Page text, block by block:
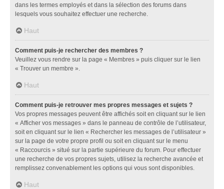
dans les termes employés et dans la sélection des forums dans
lesquels vous souhaitez effectuer une recherche.
Haut
Comment puis-je rechercher des membres ?
Veuillez vous rendre sur la page « Membres » puis cliquer sur le lien
« Trouver un membre ».
Haut
Comment puis-je retrouver mes propres messages et sujets ?
Vos propres messages peuvent être affichés soit en cliquant sur le lien
« Afficher vos messages » dans le panneau de contrôle de l’utilisateur,
soit en cliquant sur le lien « Rechercher les messages de l’utilisateur »
sur la page de votre propre profil ou soit en cliquant sur le menu
« Raccourcis » situé sur la partie supérieure du forum. Pour effectuer
une recherche de vos propres sujets, utilisez la recherche avancée et
remplissez convenablement les options qui vous sont disponibles.
Haut